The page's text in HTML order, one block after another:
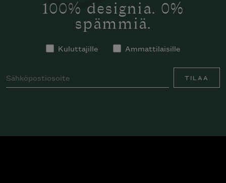
100% designia. 0%
spämmiä.
Kuluttajille Ammattilaisille
TILAA